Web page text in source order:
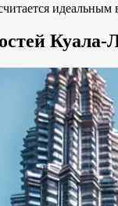
Куала-